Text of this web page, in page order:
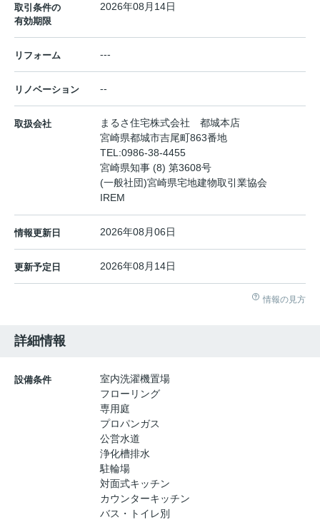
取引条件の
有効期限
2026年08月14日
リフォーム ---
リノベーション --
取扱会社
まるさ住宅株式会社 都城本店
宮崎県都城市吉尾町863番地
TEL:0986-38-4455
宮崎県知事 (8) 第3608号
(一般社団)宮崎県宅地建物取引業協会
IREM
情報更新日 2026年08月06日
更新予定日 2026年08月14日
情報の見方
詳細情報
設備条件
室内洗濯機置場
フローリング
専用庭
プロパンガス
公営水道
浄化槽排水
駐輪場
対面式キッチン
カウンターキッチン
バス・トイレ別